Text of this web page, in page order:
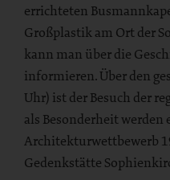
errichteten
Großplastik am Ort der
kann man über die
informieren. Über den
Uhr) ist der Besuch der
als Besonderheit
Architekturwettbewerb
Gedenkstätte